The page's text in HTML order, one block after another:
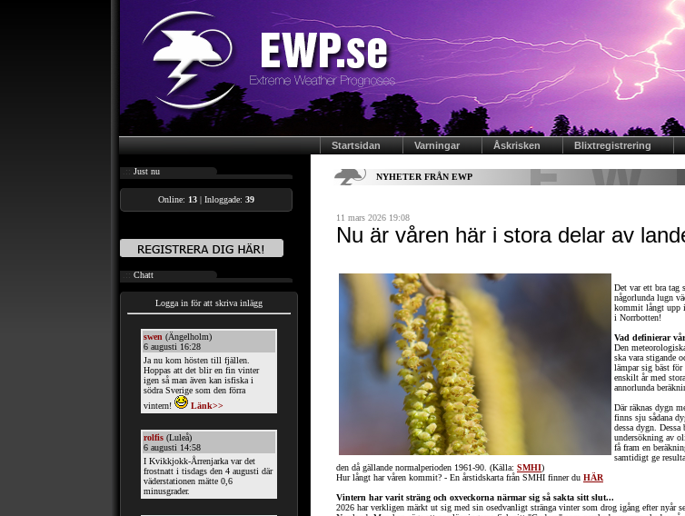
Startsidan Varningar Åskrisken Blixtregistrering
Just nu
Online: 13 | Inloggade: 39
Chatt
Logga in för att skriva inlägg
NYHETER FRÅN EWP
11 mars 2026 19:08
Nu är våren här i stora delar av
Det var ett bra tag
någorlunda lugn
kommit långt upp i
i Norrbotten!
Vad definierar
Den
ska vara stigande
lämpar sig bäst för
enskilt år med
annorlunda
Där räknas dygn
finns sju sådana
dessa dygn. Dessa
undersökning av
få fram en
samtidigt ge
den då gällande normalperioden 1961-90. (Källa: SMHI)
Hur långt har våren kommit? - En årstidskarta från SMHI finner du HÄR
Vintern har varit sträng och oxveckorna närmar sig så sakta sitt slut...
2026 har verkligen märkt ut sig med sin osedvanligt stränga vinter som drog igång efter nyår